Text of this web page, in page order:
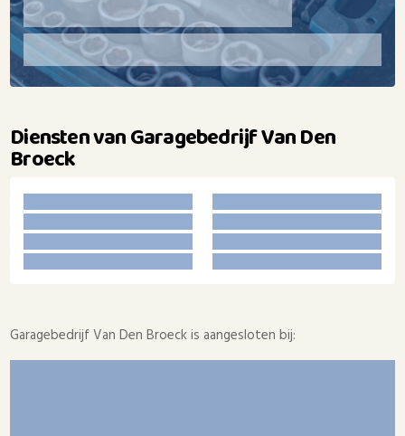
Diensten van Garagebedrijf Van Den
Broeck
Garagebedrijf Van Den Broeck is aangesloten bij: